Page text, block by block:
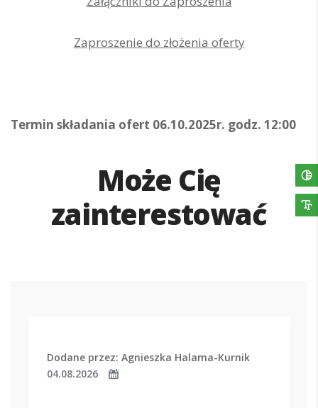
Zaproszenie do złożenia oferty
Termin składania ofert 06.10.2025r. godz. 12:00
Może Cię
zainterestować
Dodane przez: Agnieszka Halama-Kurnik
04.08.2026